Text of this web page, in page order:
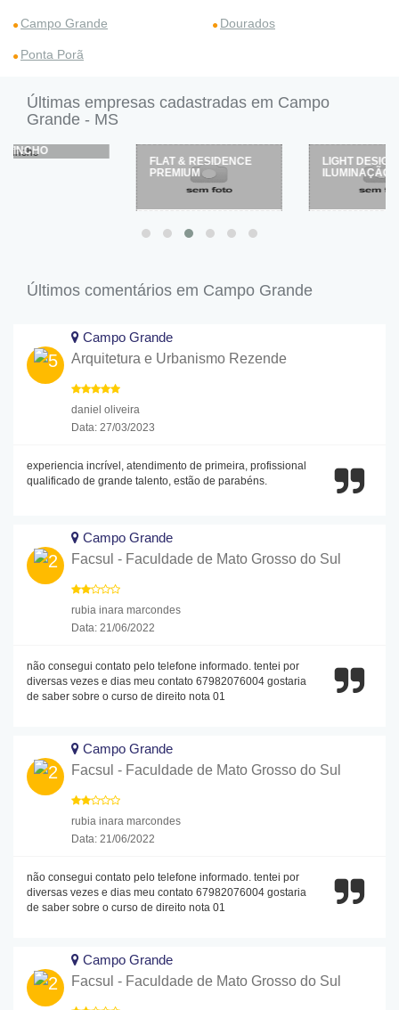
Campo Grande Dourados
Ponta Porã
Últimas empresas cadastradas em Campo
Grande - MS
FLAT & RESIDENCE
LIGHT DESIGN
ILUMINAÇÃO
Últimos comentários em Campo Grande
Campo Grande
Arquitetura e Urbanismo Rezende
daniel oliveira
Data: 27/03/2023
experiencia incrível, atendimento de primeira, profissional
qualificado de grande talento, estão de parabéns.
Campo Grande
Facsul - Faculdade de Mato Grosso do Sul
rubia inara marcondes
Data: 21/06/2022
não consegui contato pelo telefone informado. tentei por
diversas vezes e dias meu contato 67982076004 gostaria
de saber sobre o curso de direito nota 01
Campo Grande
Facsul - Faculdade de Mato Grosso do Sul
rubia inara marcondes
Data: 21/06/2022
não consegui contato pelo telefone informado. tentei por
diversas vezes e dias meu contato 67982076004 gostaria
de saber sobre o curso de direito nota 01
Campo Grande
Facsul - Faculdade de Mato Grosso do Sul